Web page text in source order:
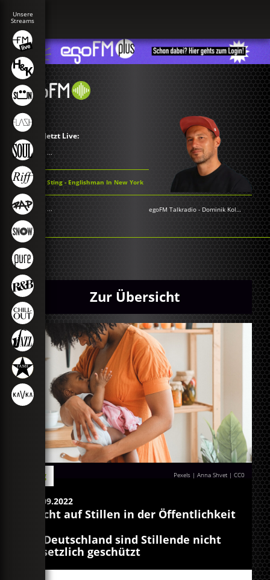
Jetzt Live:
...
Sting - Englishman In New York
... egoFM Talkradio - Dominik Kollmann
Zur Übersicht
Pexels | Anna Shvet |CC0
Blog
20.09.2022
Recht auf Stillen in der Öffentlichkeit
In Deutschland sind Stillende nicht
gesetzlich geschützt